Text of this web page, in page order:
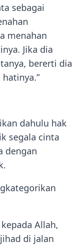
sebagai
menahan
Jika dia
bererti dia
dahulu hak
segala cinta
dengan
Allah,
di jalan